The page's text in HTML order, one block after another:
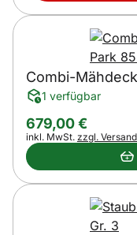
Combi-
1 verfügbar
679,00€
Steuerhinweis:
inkl. MwSt. zzgl.